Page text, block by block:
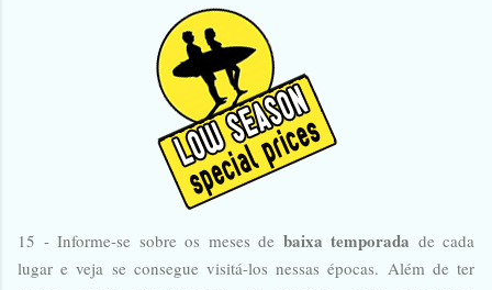
15 - Informe-se sobre os meses de baixa temporada de cada
lugar e veja se consegue visitá-los nessas épocas. Além de ter